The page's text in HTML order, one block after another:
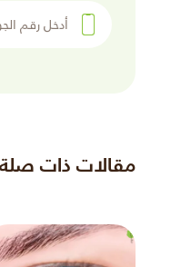
مقالات ذات صلة